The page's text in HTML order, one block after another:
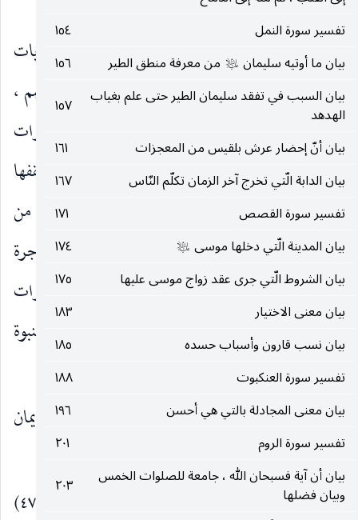
تفسير سورة النمل
١٥٤
بيان ما أوتيه سليمان عليه‌السلام من معرفة منطق الطير
١٥٦
بيان السبب في تفقد سليمان الطير حتى علم بغياب
الهدهد
١٥٧
بيان أنّ إحضار عرش بلقيس من المعجزات
١٦١
بيان الدابة الّتي تخرج آخر الزمان تكلّم النّاس
١٦٧
تفسير سورة القصص
١٧١
بيان المدينة الّتي دخلها موسى عليه‌السلام
١٧٤
بيان الشروط الّتي جرى عقد زواج موسى عليها
١٧٥
بيان معنى الاختيار
١٨٣
بيان نسب قارون وأسباب حسده
١٨٥
تفسير سورة العنكبوت
١٨٨
بيان معنى المجادلة بالتي هي أحسن
١٩٦
تفسير سورة الروم
٢٠١
بيان أن آية فسبحان الله ، جامعة للصلوات الخمس
وبيان فضلها
٢٠٣
ثُمَّ أَرْسَلْنا مُوسى وَأَخاهُ هارُونَ بِآياتِنا
بالآيات
التسع.( وَسُلْطانٍ مُبِينٍ)وحجة واضحة ملزمة للخصم ،
ويجوز أن يراد به العصا وإفرادها لأنها أول المعجزات
وأمها ، تعلقت بها معجزات شتى : كانقلابها حية وتلقفها
ما أفكته السحرة ، وانفلاق البحر وانفجار العيون من
الحجر بضربهما بها ، وحراستها ومصيرها شمعة وشجرة
خضراء مثمرة ورشاء ودلوا ، وأن يراد به المعجزات
وبالآيات الحجج وأن يراد بهما المعجزات فإنها آيات للنبوة
وحجة بينة على ما يدعيه النبي
(إِلى فِرْعَوْنَ وَمَلَائِهِ فَاسْتَكْبَرُوا
على الإيمان
والمتابعة. وَكانُوا قَوْماً عالِينَ متكبرين.
(فَقالُوا أَنُؤْمِنُ لِبَشَرَيْنِ مِثْلِنا وَقَوْمُهُما لَنا عابِدُونَ